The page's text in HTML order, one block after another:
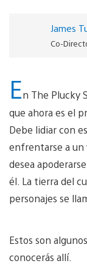
James
Co-
En The Plucky
que ahora es el
Debe lidiar con
enfrentarse a un
desea
él. La tierra del
personajes se
Estos son
conocerás allí.